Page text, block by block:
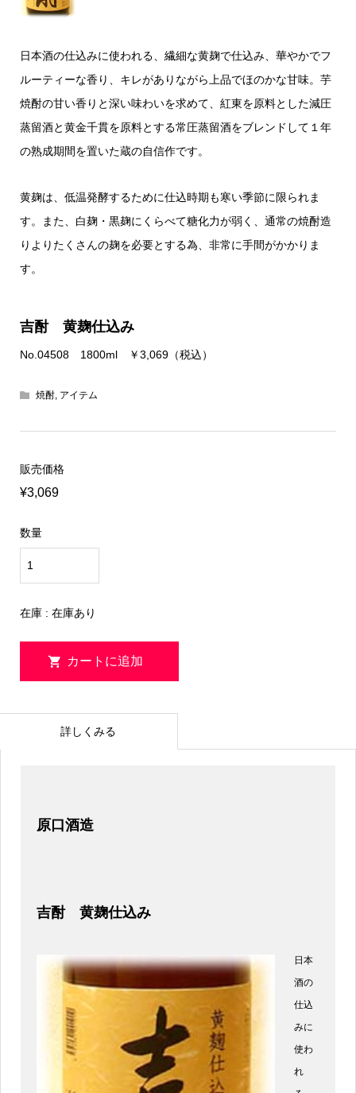
日本酒の仕込みに使われる、繊細な黄麹で仕込み、華やかでフ
ルーティーな香り、キレがありながら上品でほのかな甘味。芋
焼酎の甘い香りと深い味わいを求めて、紅東を原料とした減圧
蒸留酒と黄金千貫を原料とする常圧蒸留酒をブレンドして１年
の熟成期間を置いた蔵の自信作です。
黄麹は、低温発酵するために仕込時期も寒い季節に限られま
す。また、白麹・黒麹にくらべて糖化力が弱く、通常の焼酎造
りよりたくさんの麹を必要とする為、非常に手間がかかりま
す。
吉酎 黄麹仕込み
No.04508 1800ml ￥3,069（税込）
焼酎, アイテム
販売価格
¥3,069
数量
在庫 : 在庫あり
詳しくみる
原口酒造
吉酎 黄麹仕込み
日本
酒の
仕込
みに
使わ
れ